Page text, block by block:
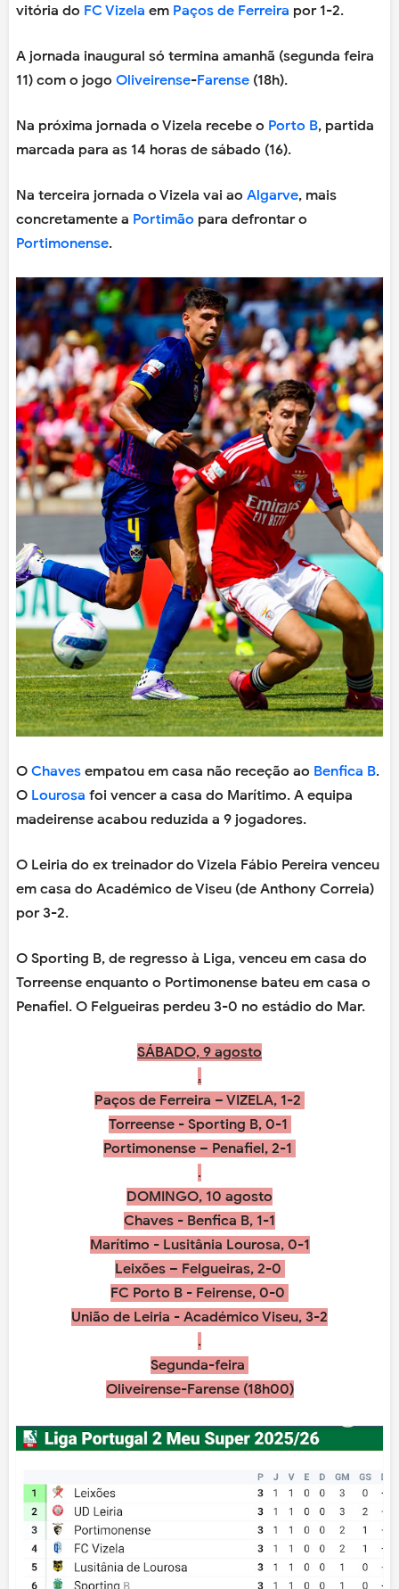
vitória do FC Vizela em Paços de Ferreira por 1-2.
A jornada inaugural só termina amanhã (segunda feira
11) com o jogo Oliveirense-Farense (18h).
Na próxima jornada o Vizela recebe o Porto B, partida
marcada para as 14 horas de sábado (16).
Na terceira jornada o Vizela vai ao Algarve, mais
concretamente a Portimão para defrontar o
Portimonense.
O Chaves empatou em casa não receção ao Benfica B.
O Lourosa foi vencer a casa do Marítimo. A equipa
madeirense acabou reduzida a 9 jogadores.
O Leiria do ex treinador do Vizela Fábio Pereira venceu
em casa do Académico de Viseu (de Anthony Correia)
por 3-2.
O Sporting B, de regresso à Liga, venceu em casa do
Torreense enquanto o Portimonense bateu em casa o
Penafiel. O Felgueiras perdeu 3-0 no estádio do Mar.
SÁBADO, 9 agosto
.
Paços de Ferreira – VIZELA, 1-2
Torreense - Sporting B, 0-1
Portimonense – Penafiel, 2-1
.
DOMINGO, 10 agosto
Chaves - Benfica B, 1-1
Marítimo - Lusitânia Lourosa, 0-1
Leixões – Felgueiras, 2-0
FC Porto B - Feirense, 0-0
União de Leiria - Académico Viseu, 3-2
.
Segunda-feira
Oliveirense-Farense (18h00)